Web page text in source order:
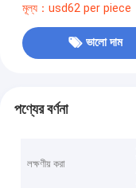
মূল্য：usd62 per piece
ভালো দাম
পণ্যের বর্ণনা
লক্ষণীয় করা